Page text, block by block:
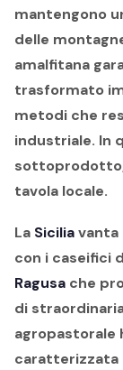
mantengono
delle
amalfitana
trasformato
metodi che
industriale. In
tavola locale.
La Siciliavanta
con i caseifici
Ragusa che
di
agropastorale
caratterizzata